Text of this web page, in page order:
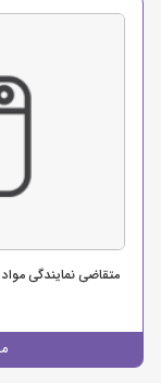
متقاضی نمایندگی